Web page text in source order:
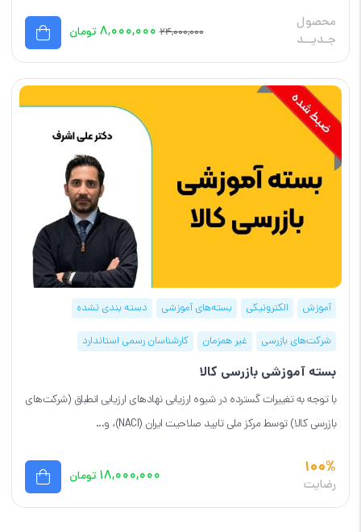
محصول
جـدیــد
۲۴,۰۰۰,۰۰۰ ۸,۰۰۰,۰۰۰ تومان
آموزش الکترونیکی بسته‌های آموزشی دسته بندی نشده
شرکت‌های بازرسی غیر همزمان کارشناسان رسمی استاندارد
بسته آموزشی بازرسی کالا
با توجه به تغییرات گسترده در شیوه ارزیابی نهادهای ارزیابی انطباق (شرکت‌های
بازرسی کالا) توسط مرکز ملی تایید صلاحیت ایران (NACI)، و...
100%
رضایت ۱۸,۰۰۰,۰۰۰ تومان